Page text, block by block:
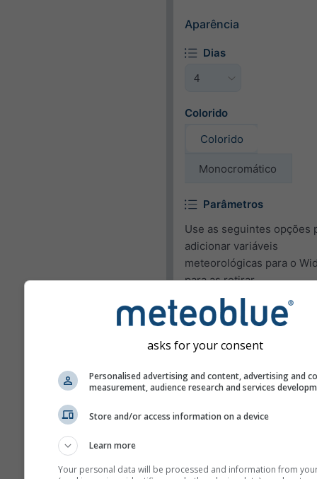
Aparência
Dias
Colorido
Colorido
Monocromático
Parâmetros
Use as seguintes opções
adicionar variáveis
meteorológicas para o
para as retirar.
Pictograma
Velocidade do vento
Rajadas de vento
asks for your consent
Personalised advertising and content, advertising and
measurement, audience research and services
Store and/or access information on a device
Learn more
Your personal data will be processed and information from